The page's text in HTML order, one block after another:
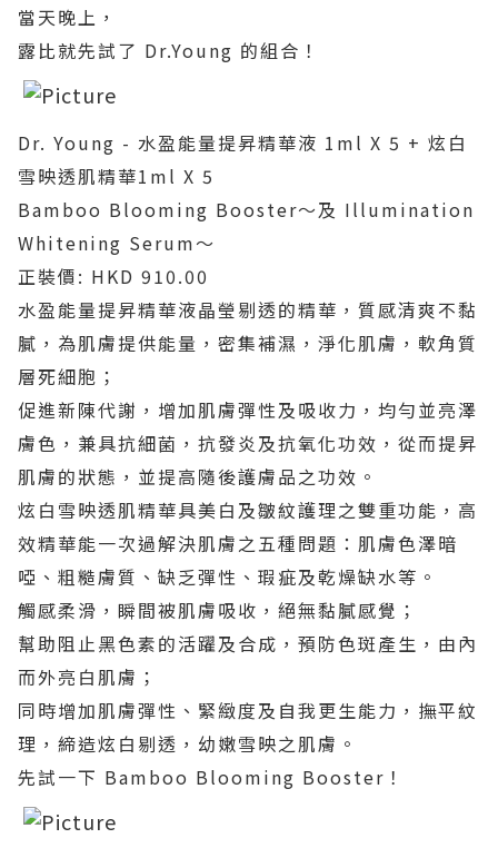
當天晚上，
露比就先試了 Dr.Young 的組合！
Dr. Young - 水盈能量提昇精華液 1ml X 5 + 炫白
雪映透肌精華1ml X 5
Bamboo Blooming Booster～及 Illumination
Whitening Serum～
正裝價: HKD 910.00
水盈能量提昇精華液晶瑩剔透的精華，質感清爽不黏
膩，為肌膚提供能量，密集補濕，淨化肌膚，軟角質
層死細胞；
促進新陳代謝，增加肌膚彈性及吸收力，均勻並亮澤
膚色，兼具抗細菌，抗發炎及抗氧化功效，從而提昇
肌膚的狀態，並提高隨後護膚品之功效。
炫白雪映透肌精華具美白及皺紋護理之雙重功能，高
效精華能一次過解決肌膚之五種問題：肌膚色澤暗
啞、粗糙膚質、缺乏彈性、瑕疵及乾燥缺水等。
觸感柔滑，瞬間被肌膚吸收，絕無黏膩感覺；
幫助阻止黑色素的活躍及合成，預防色斑產生，由內
而外亮白肌膚；
同時增加肌膚彈性、緊緻度及自我更生能力，撫平紋
理，締造炫白剔透，幼嫩雪映之肌膚。
先試一下 Bamboo Blooming Booster！